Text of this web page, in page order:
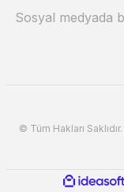
Sosyal medyada
© Tüm Hakları